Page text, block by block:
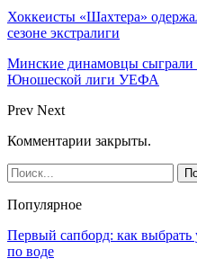
Хоккеисты «Шахтера»
сезоне экстралиги
Минские динамовцы
Юношеской лиги УЕФА
Prev Next
Комментарии закрыты.
Популярное
Первый сапборд: как выбрать
по воде